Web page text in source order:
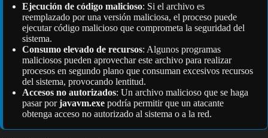
Ejecución de código malicioso: Si el archivo es
reemplazado por una versión maliciosa, el proceso puede
ejecutar código malicioso que comprometa la seguridad del
sistema.
Consumo elevado de recursos: Algunos programas
maliciosos pueden aprovechar este archivo para realizar
procesos en segundo plano que consuman excesivos recursos
del sistema, provocando lentitud.
Accesos no autorizados: Un archivo malicioso que se haga
pasar porjavavm.exe podría permitir que un atacante
obtenga acceso no autorizado al sistema o a la red.